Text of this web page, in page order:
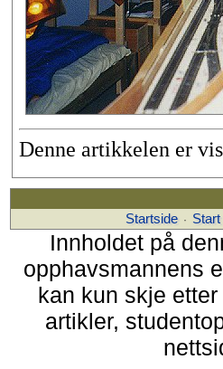
Denne artikkelen er
Startside ·
Innholdet på
opphavsmannens
kan kun skje
artikler,